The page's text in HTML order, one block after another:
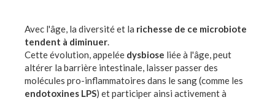
Avec l'âge, la diversité et la richesse de ce microbiote
tendent à diminuer.
Cette évolution, appelée dysbiose liée à l'âge, peut
altérer la barrière intestinale, laisser passer des
molécules pro-inflammatoires dans le sang (comme les
endotoxines LPS) et participer ainsi activement à